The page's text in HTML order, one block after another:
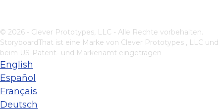
© 2026 - Clever Prototypes, LLC - Alle Rechte vorbehalten.
StoryboardThat ist eine Marke von Clever Prototypes , LLC und
beim US-Patent- und Markenamt eingetragen
English
Español
Français
Deutsch